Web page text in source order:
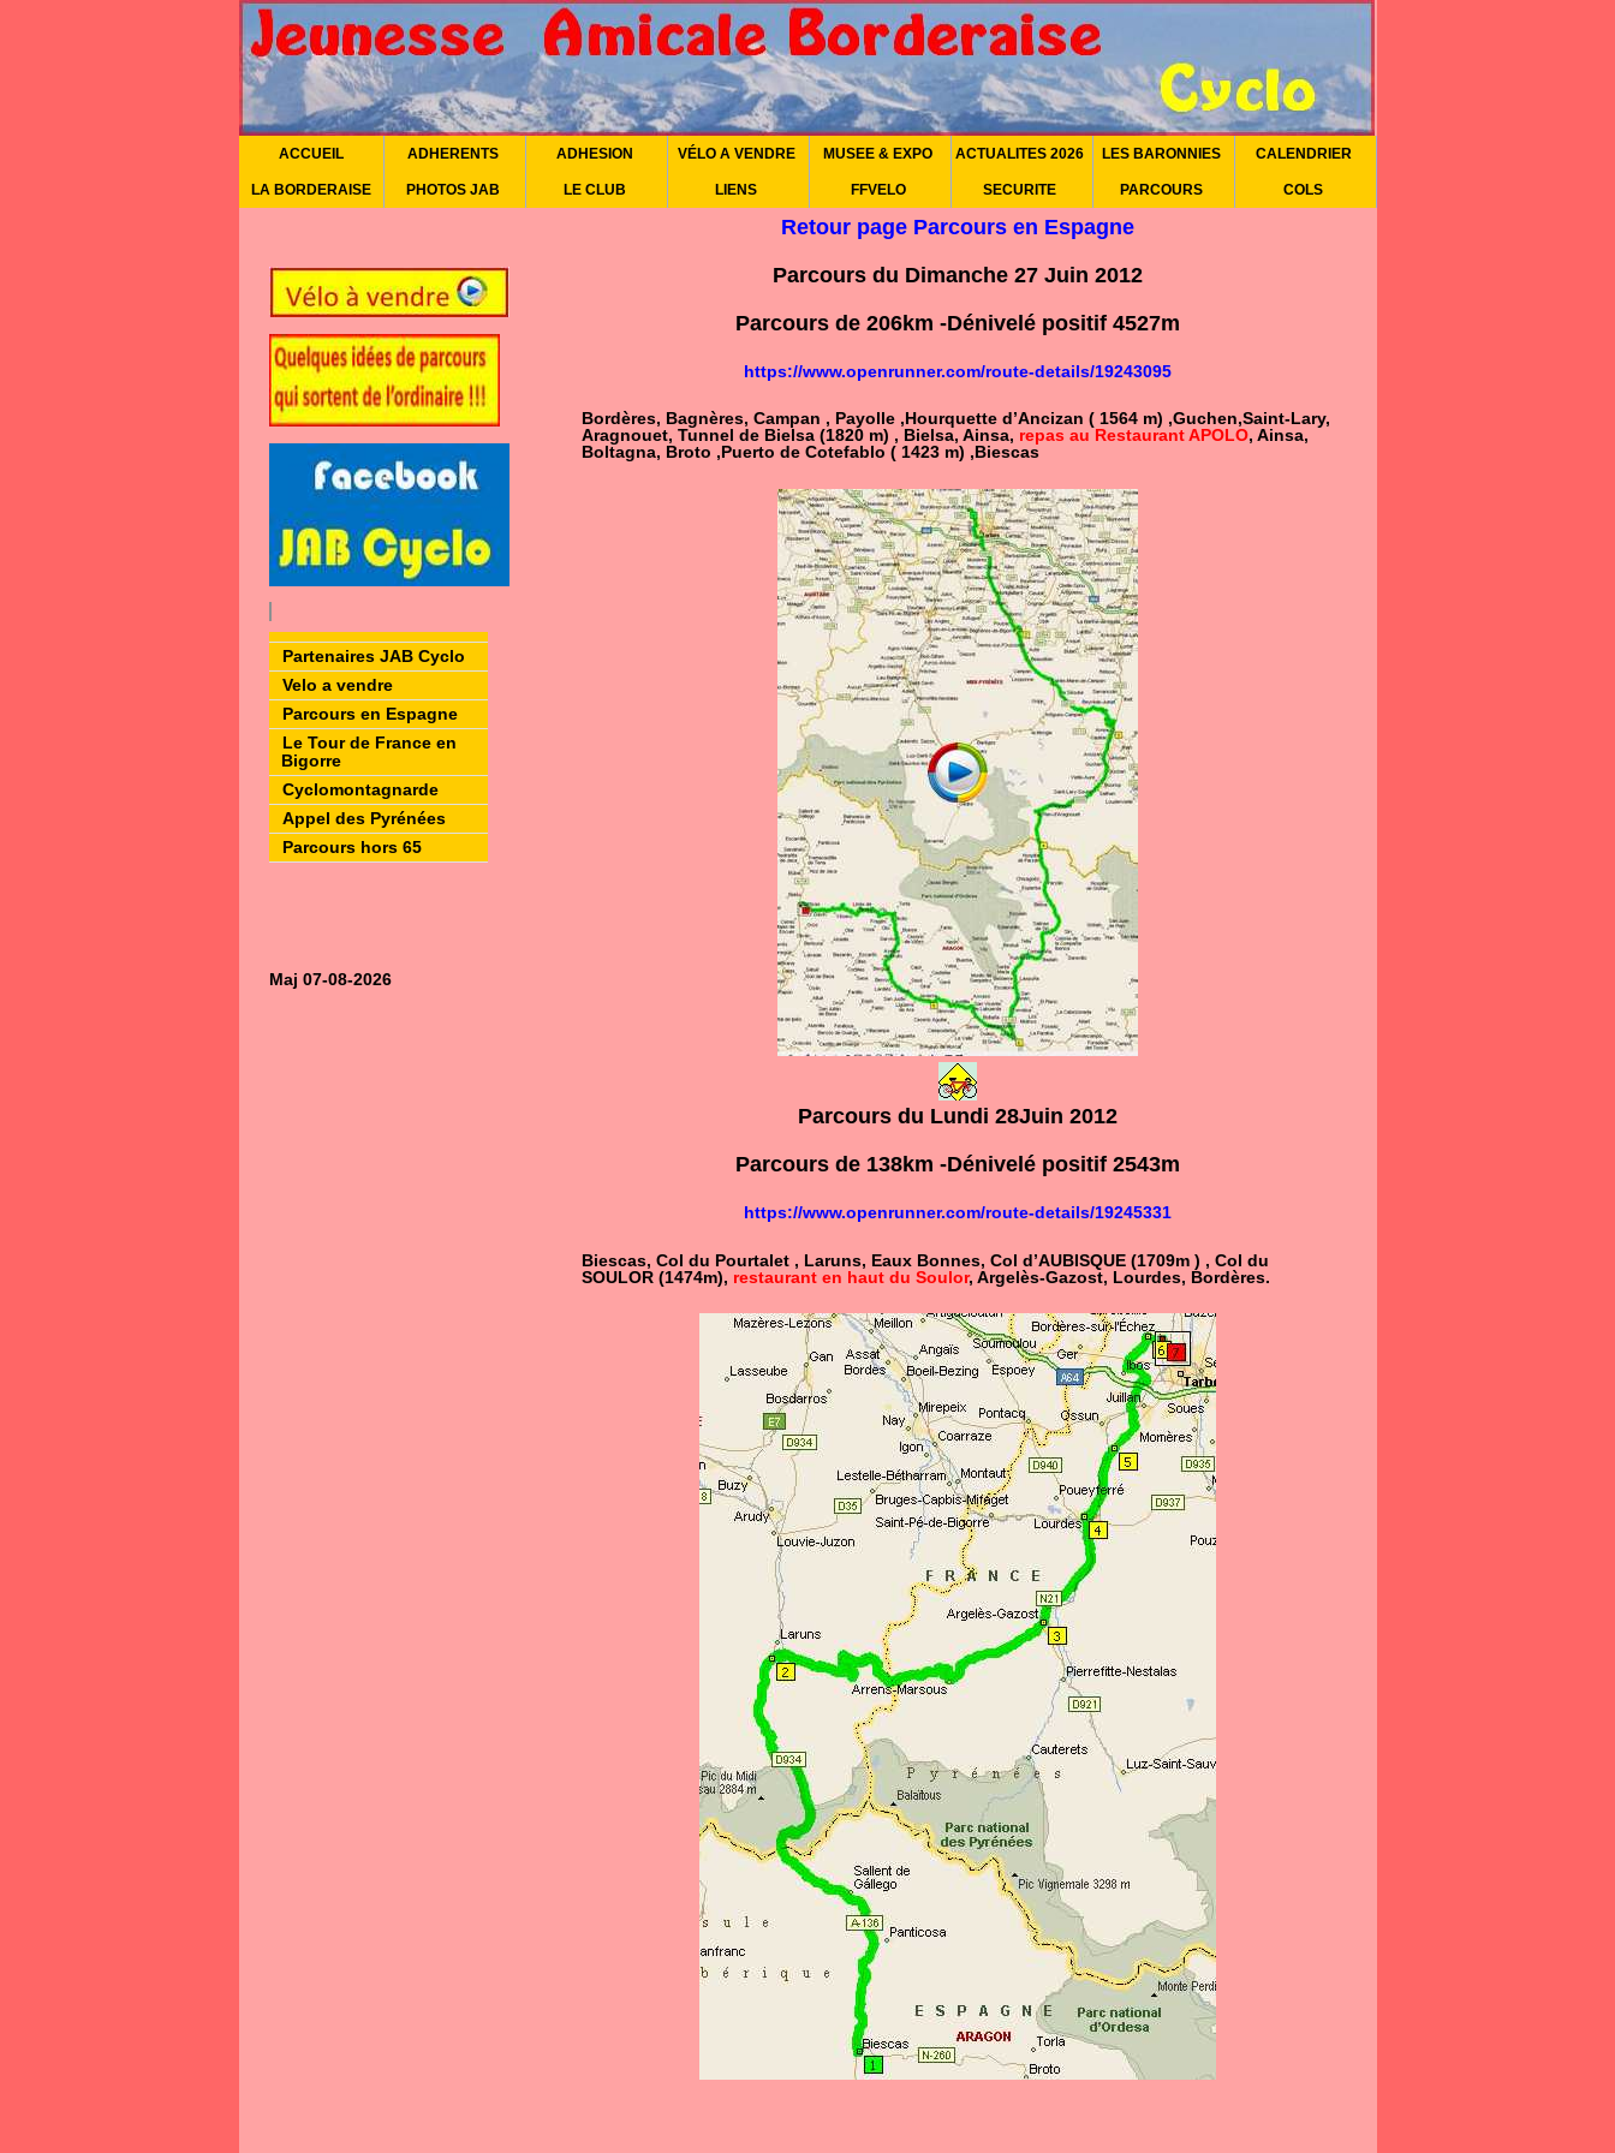
ACCUEIL ADHERENTS ADHESION VÉLO A VENDRE MUSEE & EXPO ACTUALITES 2026 LES BARONNIES CALENDRIER
LA BORDERAISE PHOTOS JAB LE CLUB LIENS FFVELO SECURITE PARCOURS COLS
Partenaires JAB Cyclo
Velo a vendre
Parcours en Espagne
Le Tour de France en
Bigorre
Cyclomontagnarde
Appel des Pyrénées
Parcours hors 65
Maj 07-08-2026
Retour page Parcours en Espagne
Parcours du Dimanche 27 Juin 2012
Parcours de 206km -Dénivelé positif 4527m
https://www.openrunner.com/route-details/19243095
Bordères, Bagnères, Campan , Payolle ,Hourquette d’Ancizan ( 1564 m) ,Guchen,Saint-Lary,
Aragnouet, Tunnel de Bielsa (1820 m) , Bielsa, Ainsa, repas au Restaurant APOLO, Ainsa,
Boltagna, Broto ,Puerto de Cotefablo ( 1423 m) ,Biescas
Parcours du Lundi 28Juin 2012
Parcours de 138km -Dénivelé positif 2543m
https://www.openrunner.com/route-details/19245331
Biescas, Col du Pourtalet , Laruns, Eaux Bonnes, Col d’AUBISQUE (1709m ) , Col du
SOULOR (1474m), restaurant en haut du Soulor, Argelès-Gazost, Lourdes, Bordères.